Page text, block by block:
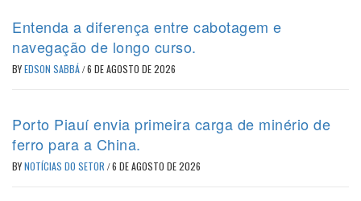
Entenda a diferença entre cabotagem e
navegação de longo curso.
BYEDSON SABBÁ/6 DE AGOSTO DE 2026
Porto Piauí envia primeira carga de minério de
ferro para a China.
BYNOTÍCIAS DO SETOR /6 DE AGOSTO DE 2026